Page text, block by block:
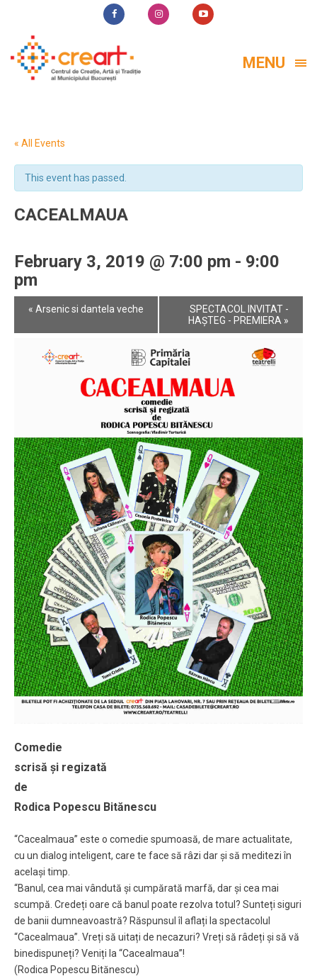
MENU
« All Events
This event has passed.
CACEALMAUA
February 3, 2019 @ 7:00 pm - 9:00
pm
Event
« Arsenic si dantela veche
SPECTACOL INVITAT -
HAȘTEG - PREMIERA »
Comedie
scrisă și regizată
de
Rodica Popescu Bitănescu
“Cacealmaua” este o comedie spumoasă, de mare actualitate,
cu un dialog inteligent, care te face să râzi dar și să meditezi în
același timp.
“Banul, cea mai vândută și cumpărată marfă, dar și cea mai
scumpă. Credeți oare că banul poate rezolva totul? Sunteți siguri
de banii dumneavoastră? Răspunsul îl aflați la spectacolul
“Cacealmaua”. Vreți să uitați de necazuri? Vreți să râdeți și să vă
binedispuneți? Veniți la “Cacealmaua”!
(Rodica Popescu Bitănescu)